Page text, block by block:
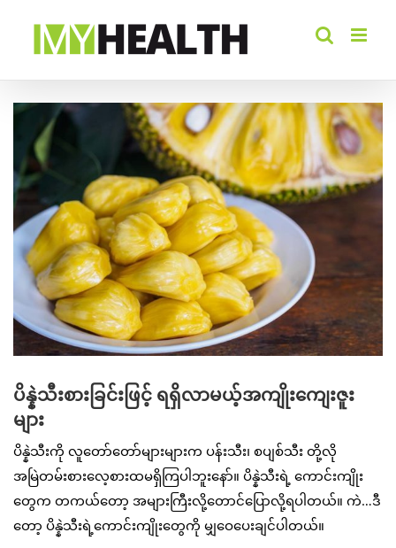
View
Larger
Image
ပိန္နဲသီးစားခြင်းဖြင့် ရရှိလာမယ့်အကျိုးကျေးဇူး
များ
ပိန္နဲသီးကို လူတော်တော်များများက ပန်းသီး၊ စပျစ်သီး တို့လို
အမြဲတမ်းစားလေ့စားထမရှိကြပါဘူးနော်။ ပိန္နဲသီးရဲ့ ကောင်းကျိုး
တွေက တကယ်တော့ အများကြီးလို့တောင်ပြောလို့ရပါတယ်။ ကဲ…ဒီ
တော့ ပိန္နဲသီးရဲ့ကောင်းကျိုးတွေကို မျှဝေပေးချင်ပါတယ်။